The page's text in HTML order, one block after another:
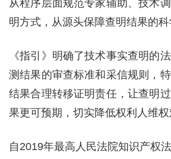
从程序层面规范专家辅助、技术
明方式，从源头保障查明结果的科
《指引》明确了技术事实查明的
测结果的审查标准和采信规则，
结果合理转移证明责任，让查明
果更可预期，切实降低权利人维权
自2019年最高人民法院知识产权